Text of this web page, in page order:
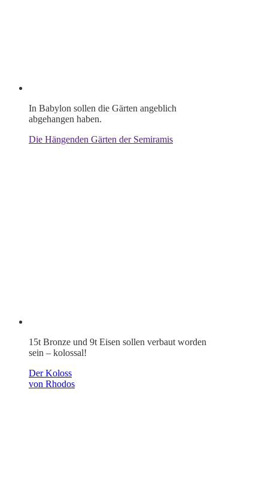
In Babylon sollen die Gärten angeblich
abgehangen haben.
Die Hängenden Gärten der Semiramis
15t Bronze und 9t Eisen sollen verbaut worden
sein – kolossal!
Der Koloss
von Rhodos